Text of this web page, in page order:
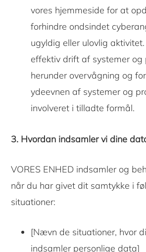
vores hjemmeside for at
forhindre ondsindet
ugyldig eller ulovlig
effektiv drift af systemer og
herunder overvågning og
ydeevnen af ​​systemer og
involveret i tilladte formål.
3. Hvordan indsamler vi dine
VORES ENHED indsamler og
når du har givet dit samtykke i
situationer:
[Nævn de situationer, hvor
indsamler personlige data]